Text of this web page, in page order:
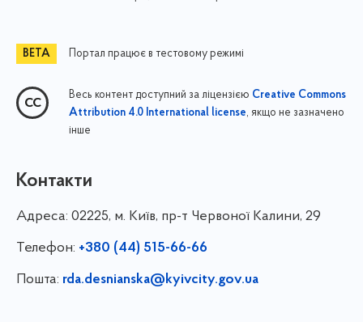
Портал працює в тестовому режимі
Весь контент доступний за ліцензією Creative Commons
Attribution 4.0 International license, якщо не зазначено
інше
Контакти
Адреса: 02225, м. Київ, пр-т Червоної Калини, 29
Телефон: +380 (44) 515-66-66
Пошта: rda.desnianska@kyivcity.gov.ua